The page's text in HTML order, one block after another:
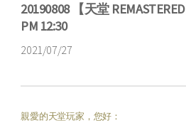
20190808 【天堂
PM 12:30
2021/07/27
親愛的天堂玩家，您好：